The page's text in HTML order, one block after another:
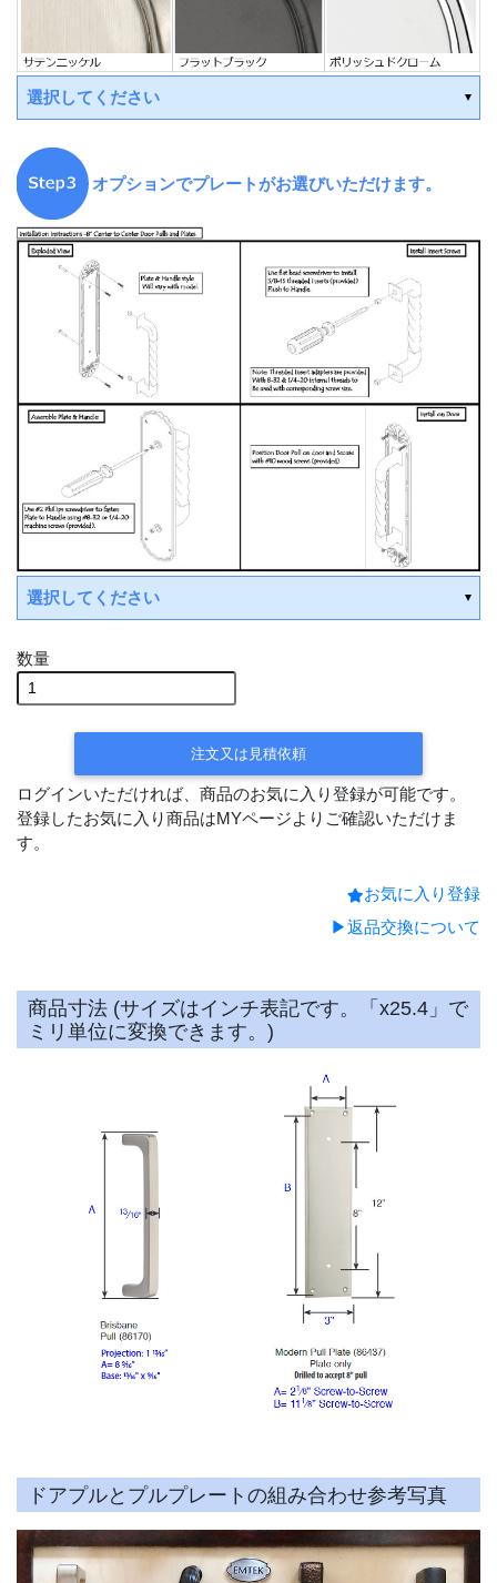
選択してください
オプションでプレートがお選びいただけます。
選択してください
後手配(3～4週間後の出荷)
受注後手配(3～4週間後の出荷)
受注後手配(3～4週間後の出荷)
数量
注文又は見積依頼
ログインいただければ、商品のお気に入り登録が可能です。
登録したお気に入り商品はMYページよりご確認いただけま
す。
お気に入り登録
▶返品交換について
商品寸法 (サイズはインチ表記です。「x25.4」で
ミリ単位に変換できます。)
ドアプルとプルプレートの組み合わせ参考写真